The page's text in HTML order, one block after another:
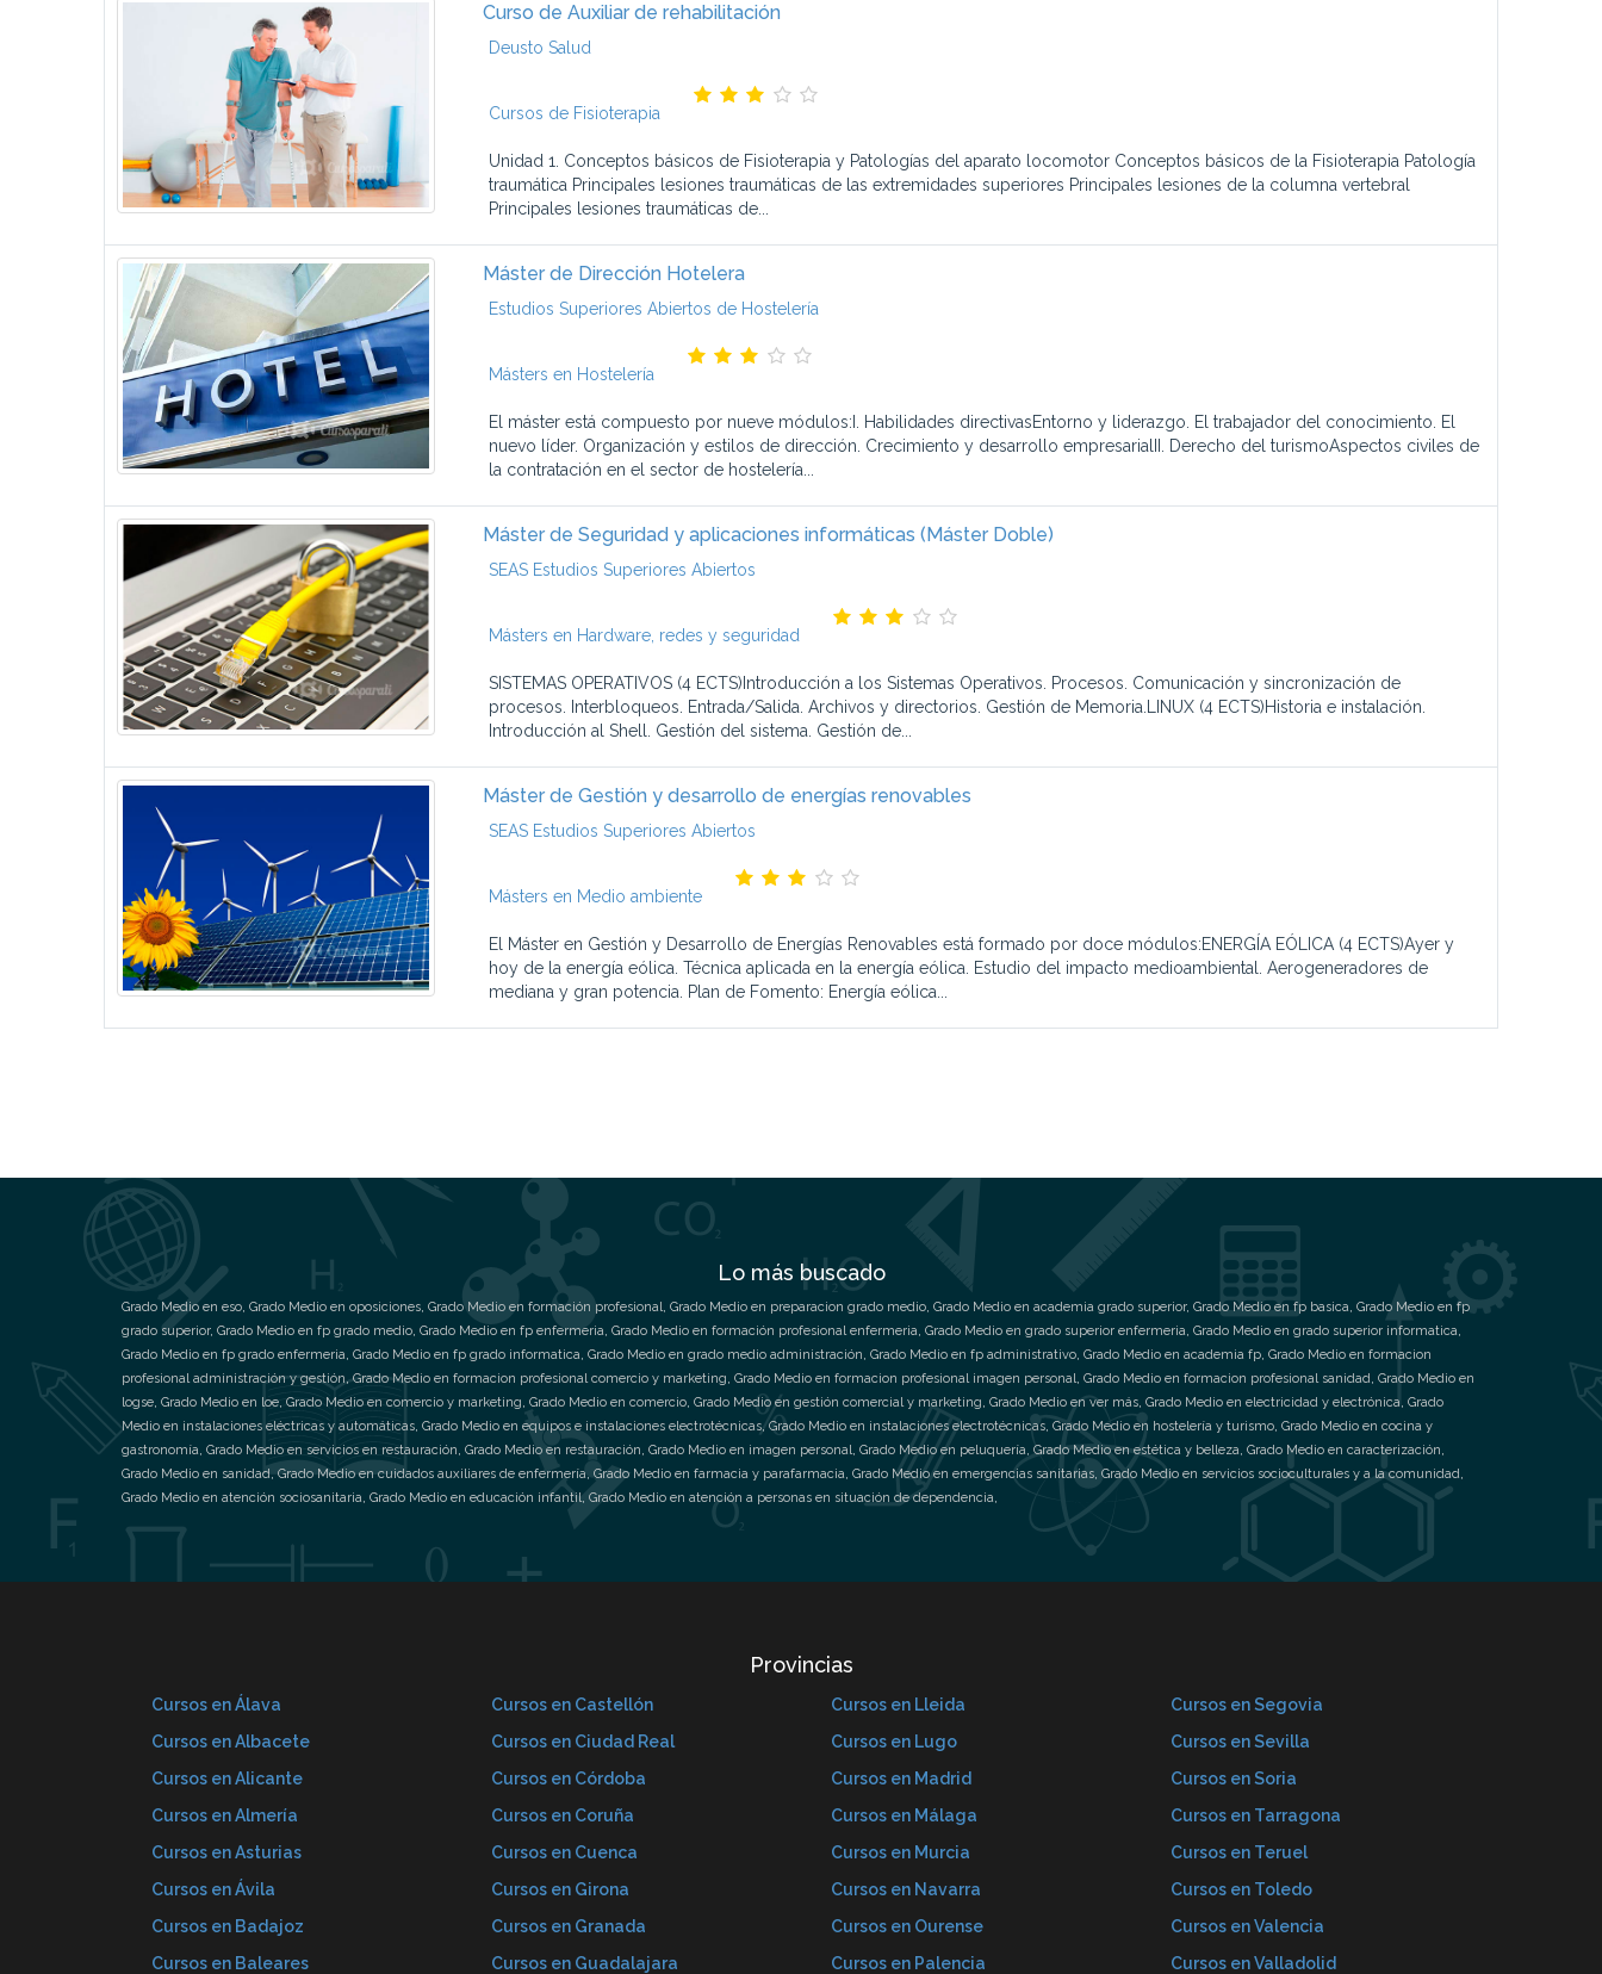
Curso de Auxiliar de rehabilitación
Deusto Salud
Cursos de Fisioterapia
Unidad 1. Conceptos básicos de Fisioterapia y Patologías del aparato locomotor Conceptos básicos de la Fisioterapia Patología
traumática Principales lesiones traumáticas de las extremidades superiores Principales lesiones de la columna vertebral
Principales lesiones traumáticas de...
Máster de Dirección Hotelera
Estudios Superiores Abiertos de Hostelería
Másters en Hostelería
El máster está compuesto por nueve módulos:I. Habilidades directivasEntorno y liderazgo. El trabajador del conocimiento. El
nuevo líder. Organización y estilos de dirección. Crecimiento y desarrollo empresarialII. Derecho del turismoAspectos civiles de
la contratación en el sector de hostelería...
Máster de Seguridad y aplicaciones informáticas (Máster Doble)
SEAS Estudios Superiores Abiertos
Másters en Hardware, redes y seguridad
SISTEMAS OPERATIVOS (4 ECTS)Introducción a los Sistemas Operativos. Procesos. Comunicación y sincronización de
procesos. Interbloqueos. Entrada/Salida. Archivos y directorios. Gestión de Memoria.LINUX (4 ECTS)Historia e instalación.
Introducción al Shell. Gestión del sistema. Gestión de...
Máster de Gestión y desarrollo de energías renovables
SEAS Estudios Superiores Abiertos
Másters en Medio ambiente
El Máster en Gestión y Desarrollo de Energías Renovables está formado por doce módulos:ENERGÍA EÓLICA (4 ECTS)Ayer y
hoy de la energía eólica. Técnica aplicada en la energía eólica. Estudio del impacto medioambiental. Aerogeneradores de
mediana y gran potencia. Plan de Fomento: Energía eólica...
Lo más buscado
Grado Medio en eso, Grado Medio en oposiciones, Grado Medio en formación profesional, Grado Medio en preparacion grado medio, Grado Medio en academia grado superior, Grado Medio en fp basica, Grado Medio en fp
grado superior, Grado Medio en fp grado medio, Grado Medio en fp enfermeria, Grado Medio en formación profesional enfermeria, Grado Medio en grado superior enfermeria, Grado Medio en grado superior informatica,
Grado Medio en fp grado enfermeria, Grado Medio en fp grado informatica, Grado Medio en grado medio administración, Grado Medio en fp administrativo, Grado Medio en academia fp, Grado Medio en formacion
profesional administración y gestión,Grado Medio en formacion profesional comercio y marketing, Grado Medio en formacion profesional imagen personal, Grado Medio en formacion profesional sanidad, Grado Medio en
logse, Grado Medio en loe, Grado Medio en comercio y marketing, Grado Medio en comercio, Grado Medio en gestión comercial y marketing, Grado Medio en ver más, Grado Medio en electricidad y electrónica, Grado
Medio en instalaciones eléctricas y automáticas, Grado Medio en equipos e instalaciones electrotécnicas,Grado Medio en instalaciones electrotécnicas, Grado Medio en hostelería y turismo, Grado Medio en cocina y
gastronomía, Grado Medio en servicios en restauración, Grado Medio en restauración, Grado Medio en imagen personal, Grado Medio en peluquería, Grado Medio en estética y belleza, Grado Medio en caracterización,
Grado Medio en sanidad,Grado Medio en cuidados auxiliares de enfermería, Grado Medio en farmacia y parafarmacia, Grado Medio en emergencias sanitarias, Grado Medio en servicios socioculturales y a la comunidad,
Grado Medio en atención sociosanitaria, Grado Medio en educación infantil, Grado Medio en atención a personas en situación de dependencia,
Provincias
Cursos en Álava
Cursos en Albacete
Cursos en Alicante
Cursos en Almería
Cursos en Asturias
Cursos en Ávila
Cursos en Badajoz
Cursos en Baleares
Cursos en Castellón
Cursos en Ciudad Real
Cursos en Córdoba
Cursos en Coruña
Cursos en Cuenca
Cursos en Girona
Cursos en Granada
Cursos en Guadalajara
Cursos en Lleida
Cursos en Lugo
Cursos en Madrid
Cursos en Málaga
Cursos en Murcia
Cursos en Navarra
Cursos en Ourense
Cursos en Palencia
Cursos en Segovia
Cursos en Sevilla
Cursos en Soria
Cursos en Tarragona
Cursos en Teruel
Cursos en Toledo
Cursos en Valencia
Cursos en Valladolid